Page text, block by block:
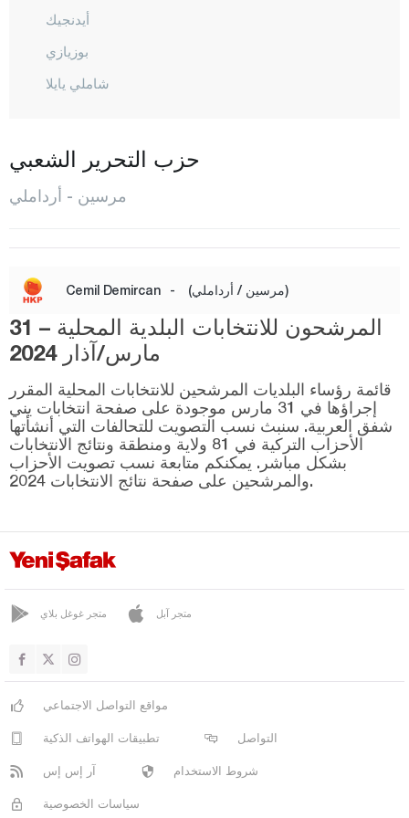
أيدنجيك
بوزيازي
شاملي يايلا
غول نار
مازيتلي
سيلفيكيه
طرسوس
طوروسلار
يني شهير
موش
نيفشهير
نيغدا
عثمانية
ريزا
شانلي أورفا
سيرت
سينوب
حزب التحرير الشعبي
مرسين - أرداملي
Cemil Demircan - (مرسين / أرداملي)
المرشحون للانتخابات البلدية المحلية – 31
مارس/آذار 2024
قائمة رؤساء البلديات المرشحين للانتخابات المحلية المقرر
إجراؤها في 31 مارس موجودة على صفحة انتخابات يني
شفق العربية. سنبث نسب التصويت للتحالفات التي أنشأتها
الأحزاب التركية في 81 ولاية ومنطقة ونتائج الانتخابات
بشكل مباشر. يمكنكم متابعة نسب تصويت الأحزاب
والمرشحين على صفحة نتائج الانتخابات 2024.
متجر غوغل بلاي متجر آبل
مواقع التواصل الاجتماعي
تطبيقات الهواتف الذكية التواصل
آر إس إس شروط الاستخدام
سياسات الخصوصية